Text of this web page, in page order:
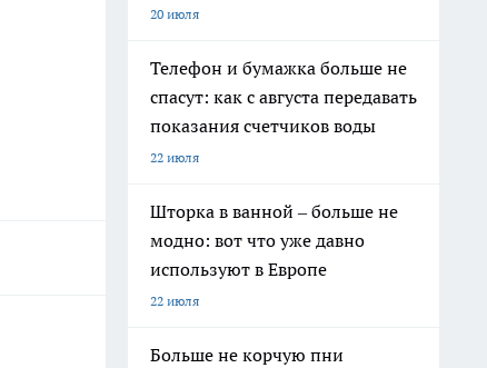
20 июля
Телефон и бумажка больше не
спасут: как с августа передавать
показания счетчиков воды
22 июля
Шторка в ванной – больше не
модно: вот что уже давно
используют в Европе
22 июля
Больше не корчую пни